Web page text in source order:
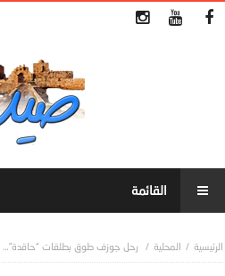
المحلية رحل جوزف طوق بطلقات “حاقدة”…